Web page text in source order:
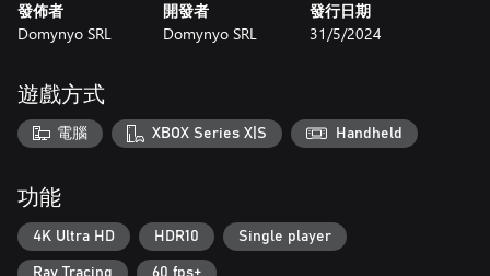
發佈者
Domynyo SRL
開發者
Domynyo SRL
發行日期
31/5/2024
遊戲方式
電腦 XBOX Series X|S Handheld
功能
4K Ultra HD HDR10 Single player